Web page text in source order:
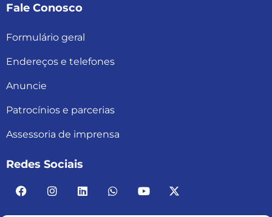
Fale Conosco
Formulário geral
Endereços e telefones
Anuncie
Patrocínios e parcerias
Assessoria de imprensa
Redes Sociais